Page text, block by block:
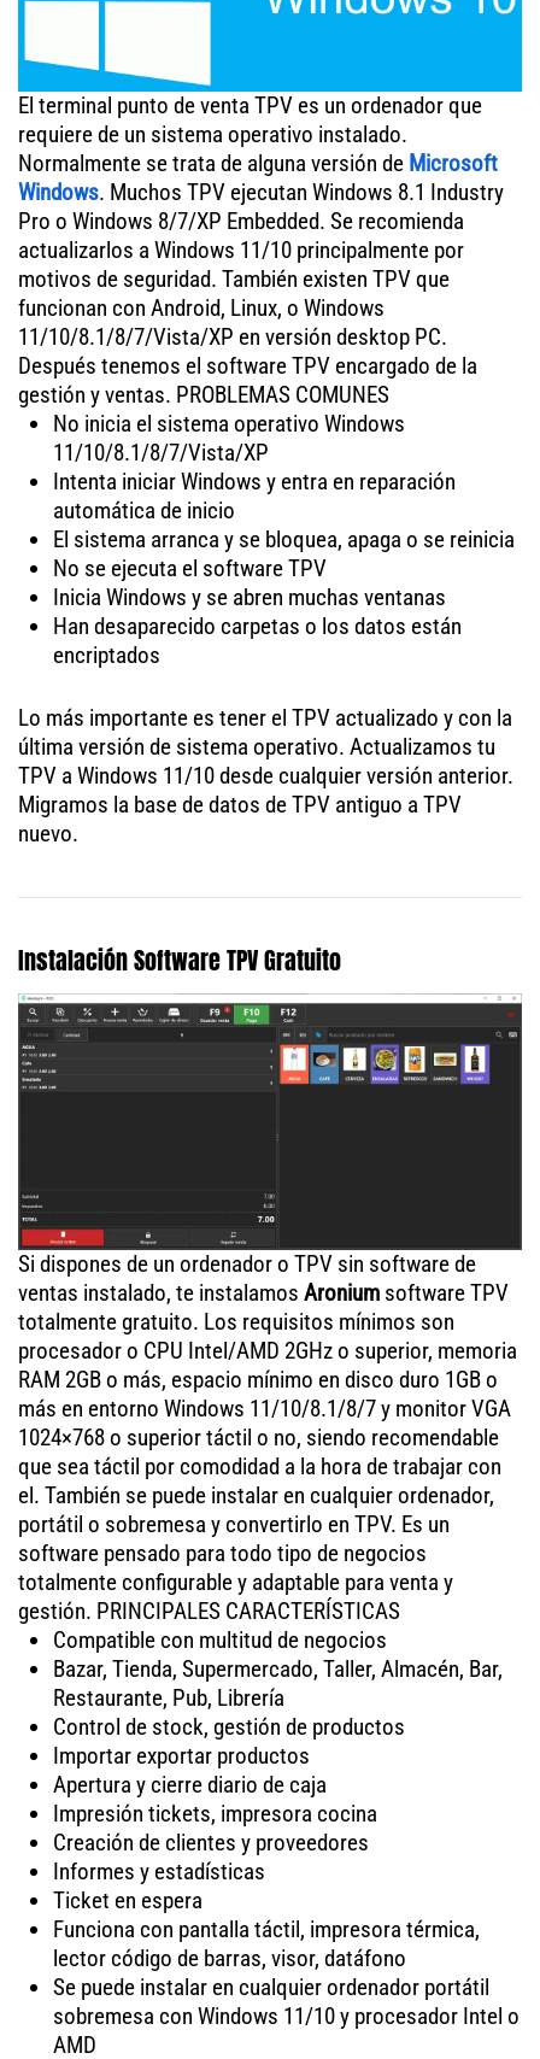
El terminal punto de venta TPV es un ordenador que
requiere de un sistema operativo instalado.
Normalmente se trata de alguna versión de Microsoft
Windows. Muchos TPV ejecutan Windows 8.1 Industry
Pro o Windows 8/7/XP Embedded. Se recomienda
actualizarlos a Windows 11/10 principalmente por
motivos de seguridad. También existen TPV que
funcionan con Android, Linux, o Windows
11/10/8.1/8/7/Vista/XP en versión desktop PC.
Después tenemos el software TPV encargado de la
gestión y ventas. PROBLEMAS COMUNES
No inicia el sistema operativo Windows
11/10/8.1/8/7/Vista/XP
Intenta iniciar Windows y entra en reparación
automática de inicio
El sistema arranca y se bloquea, apaga o se reinicia
No se ejecuta el software TPV
Inicia Windows y se abren muchas ventanas
Han desaparecido carpetas o los datos están
encriptados
Lo más importante es tener el TPV actualizado y con la
última versión de sistema operativo. Actualizamos tu
TPV a Windows 11/10 desde cualquier versión anterior.
Migramos la base de datos de TPV antiguo a TPV
nuevo.
Instalación Software TPV Gratuito
Si dispones de un ordenador o TPV sin software de
ventas instalado, te instalamos Aronium software TPV
totalmente gratuito. Los requisitos mínimos son
procesador o CPU Intel/AMD 2GHz o superior, memoria
RAM 2GB o más, espacio mínimo en disco duro 1GB o
más en entorno Windows 11/10/8.1/8/7 y monitor VGA
1024×768 o superior táctil o no, siendo recomendable
que sea táctil por comodidad a la hora de trabajar con
el. También se puede instalar en cualquier ordenador,
portátil o sobremesa y convertirlo en TPV. Es un
software pensado para todo tipo de negocios
totalmente configurable y adaptable para venta y
gestión. PRINCIPALES CARACTERÍSTICAS
Compatible con multitud de negocios
Bazar, Tienda, Supermercado, Taller, Almacén, Bar,
Restaurante, Pub, Librería
Control de stock, gestión de productos
Importar exportar productos
Apertura y cierre diario de caja
Impresión tickets, impresora cocina
Creación de clientes y proveedores
Informes y estadísticas
Ticket en espera
Funciona con pantalla táctil, impresora térmica,
lector código de barras, visor, datáfono
Se puede instalar en cualquier ordenador portátil
sobremesa con Windows 11/10 y procesador Intel o
AMD